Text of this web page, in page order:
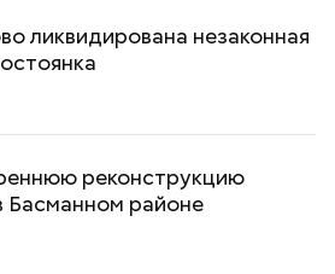
ликвидирована незаконная
реконструкцию
Басманном районе